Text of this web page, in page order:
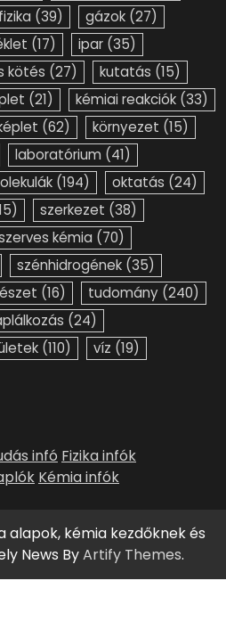
fizika (39) gázok (27)
(17) ipar (35)
kötés (27) kutatás (15)
(21) kémiai reakciók (33)
(62) környezet (15)
laboratórium (41)
(194) oktatás (24)
szerkezet (38)
kémia (70)
szénhidrogének (35)
(16) tudomány (240)
(24)
(110) víz (19)
infó Fizika infók
Kémia infók
alapok, kémia kezdőknek és
News ByArtify Themes.